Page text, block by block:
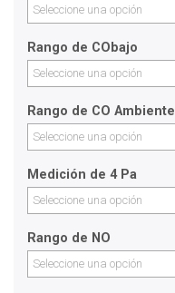
Seleccione una opción
Rango de CObajo
Seleccione una opción
Rango de CO Ambiente
Seleccione una opción
Medición de 4 Pa
Seleccione una opción
Rango de NO
Seleccione una opción